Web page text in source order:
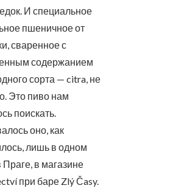
И специальное
пшеничное от
сваренное с
содержанием
сорта — citra, не
Это пиво нам
поискать.
оно, как
лишь в одном
Праге, в магазине
при баре Zlý Časy.